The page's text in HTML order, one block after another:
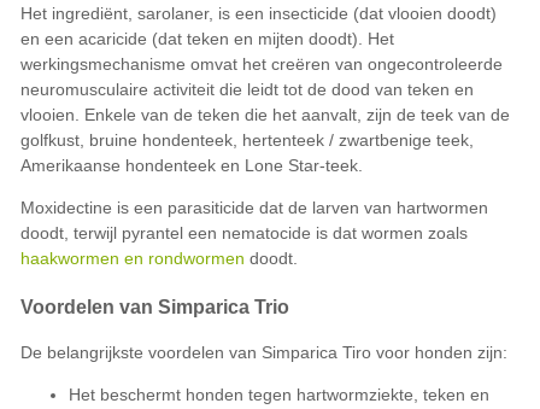
Het ingrediënt, sarolaner, is een insecticide (dat vlooien doodt)
en een acaricide (dat teken en mijten doodt). Het
werkingsmechanisme omvat het creëren van ongecontroleerde
neuromusculaire activiteit die leidt tot de dood van teken en
vlooien. Enkele van de teken die het aanvalt, zijn de teek van de
golfkust, bruine hondenteek, hertenteek / zwartbenige teek,
Amerikaanse hondenteek en Lone Star-teek.
Moxidectine is een parasiticide dat de larven van hartwormen
doodt, terwijl pyrantel een nematocide is dat wormen zoals
haakwormen en rondwormen doodt.
Voordelen van Simparica Trio
De belangrijkste voordelen van Simparica Tiro voor honden zijn:
Het beschermt honden tegen hartwormziekte, teken en